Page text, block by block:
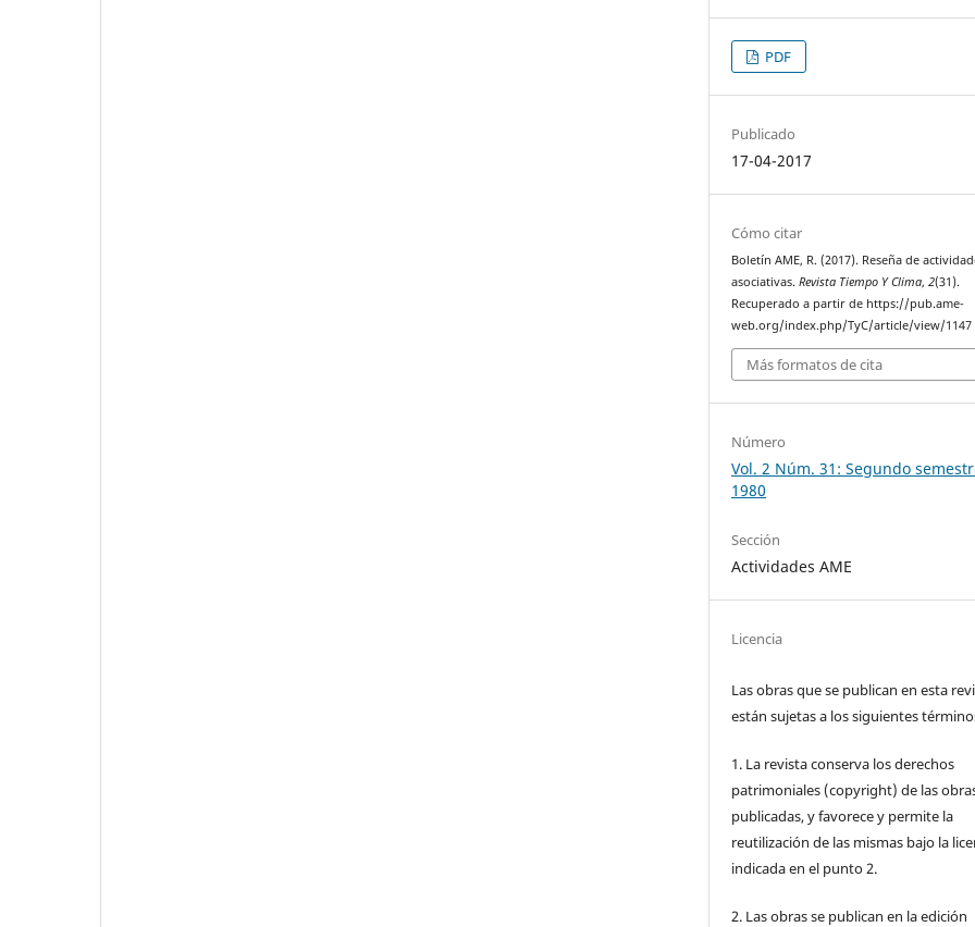
PDF
Publicado
17-04-2017
Cómo citar
Boletín AME, R. (2017). Reseña de
asociativas.Revista Tiempo Y Clima,2(31).
Recuperado a partir de https://pub.ame-
web.org/index.php/TyC/article/view/1147
Más formatos de cita
Número
Vol. 2 Núm. 31: Segundo
1980
Sección
Actividades AME
Licencia
Las obras que se publican en esta
están sujetas a los siguientes
1. La revista conserva los derechos
patrimoniales (copyright) de las
publicadas, y favorece y permite la
reutilización de las mismas bajo la
indicada en el punto 2.
2. Las obras se publican en la edición